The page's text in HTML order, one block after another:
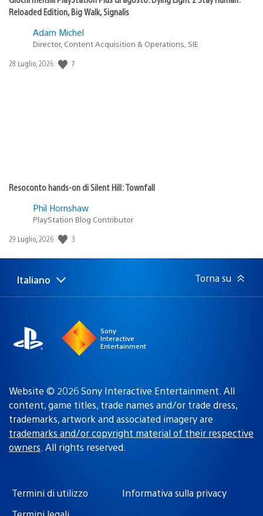
Reloaded Edition, Big Walk, Signalis
Adam Michel
Director, Content Acquisition & Operations, SIE
Data
28 Luglio, 2026 7
Resoconto hands-on di Silent Hill: Townfall
Phil Hornshaw
PlayStation Blog Contributor
Data
pubblicazione:
29 Luglio, 2026 3
Seleziona
una
Regione
attuale:
Italiano Torna su
Sony
Interactive
Entertainment
Website © 2026 Sony Interactive Entertainment. All
content, game titles, trade names and/or trade dress,
trademarks, artwork and associated imagery are
trademarks and/or copyright material of their respective
owners. All rights reserved.
Termini di utilizzo
Informativa sulla privacy